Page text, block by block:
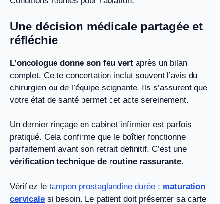
Une décision médicale partagée et
réfléchie
L’oncologue donne son feu vert après un bilan
complet. Cette concertation inclut souvent l’avis du
chirurgien ou de l’équipe soignante. Ils s’assurent que
votre état de santé permet cet acte sereinement.
Un dernier rinçage en cabinet infirmier est parfois
pratiqué. Cela confirme que le boîtier fonctionne
parfaitement avant son retrait définitif. C’est une
vérification technique de routine rassurante.
Vérifiez le tampon prostaglandine durée : maturation
cervicale si besoin. Le patient doit présenter sa carte